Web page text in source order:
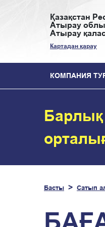
Қазақстан
Атырау
Атырау
Картадан қарау
КОМПАНИЯ
Барлық
Басты Сатып